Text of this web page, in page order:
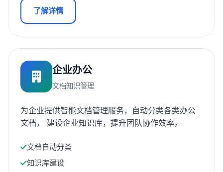
了解详情
企业办公
文档知识管理
为企业提供智能文档管理服务，自动分类各类办公
文档， 建设企业知识库，提升团队协作效率。
文档自动分类
知识库建设